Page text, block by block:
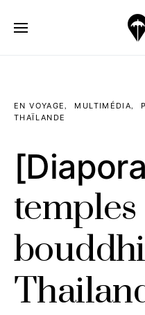
EN VOYAGE MULTIMÉDIA
THAÏLANDE
temples